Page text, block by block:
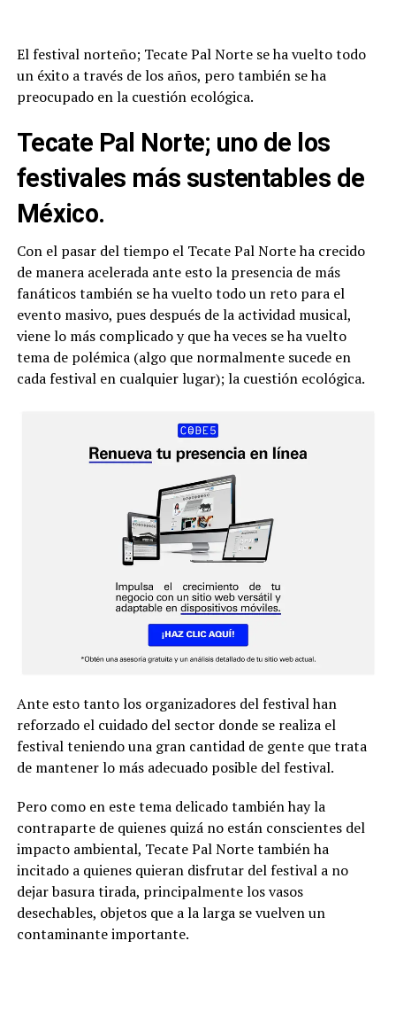
El festival norteño; Tecate Pal Norte se ha vuelto todo
un éxito a través de los años, pero también se ha
preocupado en la cuestión ecológica.
Tecate Pal Norte; uno de los
festivales más sustentables de
México.
Con el pasar del tiempo el Tecate Pal Norte ha crecido
de manera acelerada ante esto la presencia de más
fanáticos también se ha vuelto todo un reto para el
evento masivo, pues después de la actividad musical,
viene lo más complicado y que ha veces se ha vuelto
tema de polémica (algo que normalmente sucede en
cada festival en cualquier lugar); la cuestión ecológica.
Ante esto tanto los organizadores del festival han
reforzado el cuidado del sector donde se realiza el
festival teniendo una gran cantidad de gente que trata
de mantener lo más adecuado posible del festival.
Pero como en este tema delicado también hay la
contraparte de quienes quizá no están conscientes del
impacto ambiental, Tecate Pal Norte también ha
incitado a quienes quieran disfrutar del festival a no
dejar basura tirada, principalmente los vasos
desechables, objetos que a la larga se vuelven un
contaminante importante.